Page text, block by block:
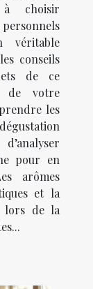
à choisir
véritable
conseils
de ce
de votre
les
pour en
arômes
et la
lors de la